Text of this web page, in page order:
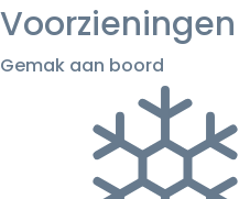
Voorzieningen
Gemak aan boord